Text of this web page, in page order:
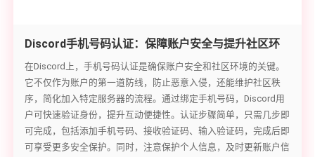
Discord手机号码认证：保障账户安全与提升社区环
境
在Discord上，手机号码认证是确保账户安全和社区环境的关键。
它不仅作为账户的第一道防线，防止恶意入侵，还能维护社区秩
序，简化加入特定服务器的流程。通过绑定手机号码，Discord用
户可快速验证身份，提升互动便捷性。认证步骤简单，只需几步即
可完成，包括添加手机号码、接收验证码、输入验证码，完成后即
可享受更多安全保护。同时，注意保护个人信息，及时更新账户信